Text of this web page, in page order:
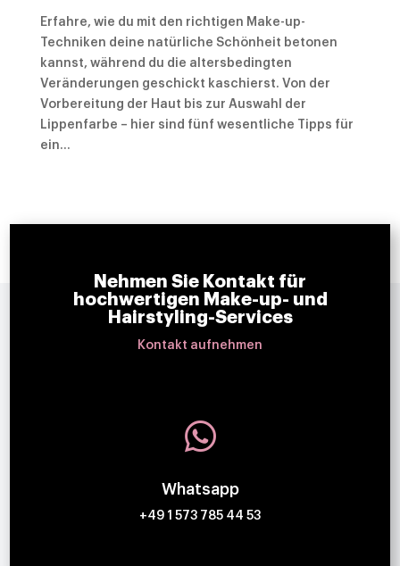
Erfahre, wie du mit den richtigen Make-up-
Techniken deine natürliche Schönheit betonen
kannst, während du die altersbedingten
Veränderungen geschickt kaschierst. Von der
Vorbereitung der Haut bis zur Auswahl der
Lippenfarbe – hier sind fünf wesentliche Tipps für
ein...
Nehmen Sie Kontakt für
hochwertigen Make-up- und
Hairstyling-Services
Kontakt aufnehmen

Whatsapp
+49 1 573 785 44 53